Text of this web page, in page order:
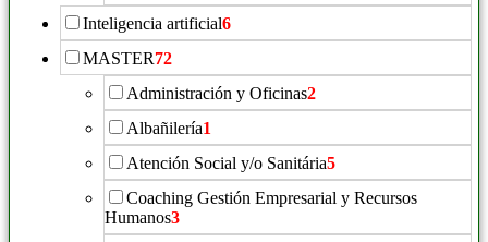
Inteligencia artificial6
MASTER72
Administración y Oficinas2
Albañilería1
Atención Social y/o Sanitária5
Coaching Gestión Empresarial y Recursos
Humanos3